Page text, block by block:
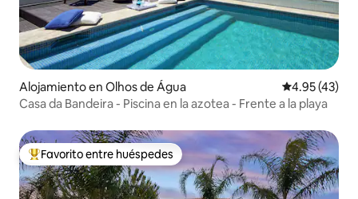
Alojamiento en Olhos de Água Calificación
4.95 (43)
Casa da Bandeira - Piscina en la azotea - Frente a la playa
Favorito entre huéspedes preferido
Favorito entre huéspedes